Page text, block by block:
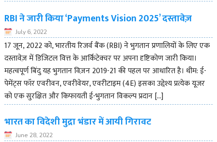
RBI ने जारी किया ‘Payments Vision 2025’ दस्तावेज़
July 6, 2022
17 जून, 2022 को, भारतीय रिजर्व बैंक (RBI) ने भुगतान प्रणालियों के लिए एक
दस्तावेज़ में डिजिटल वित्त के आर्किटेक्चर पर अपना दृष्टिकोण जारी किया।
महत्वपूर्ण बिंदु यह भुगतान विज़न 2019-21 की पहल पर आधारित है। थीम: ई-
पेमेंट्स फॉर एवरीवन, एवरीवेयर, एवरीटाइम (4E) इसका उद्देश्य प्रत्येक यूजर
को एक सुरक्षित और किफायती ई-भुगतान विकल्प प्रदान […]
भारत का विदेशी मुद्रा भंडार में आयी गिरावट
June 28, 2022